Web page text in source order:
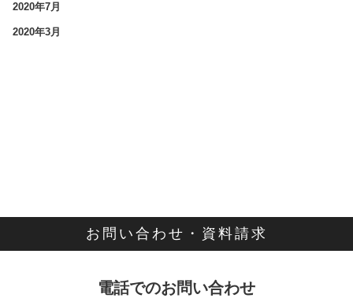
2020年7月
2020年3月
お問い合わせ・資料請求
電話でのお問い合わせ